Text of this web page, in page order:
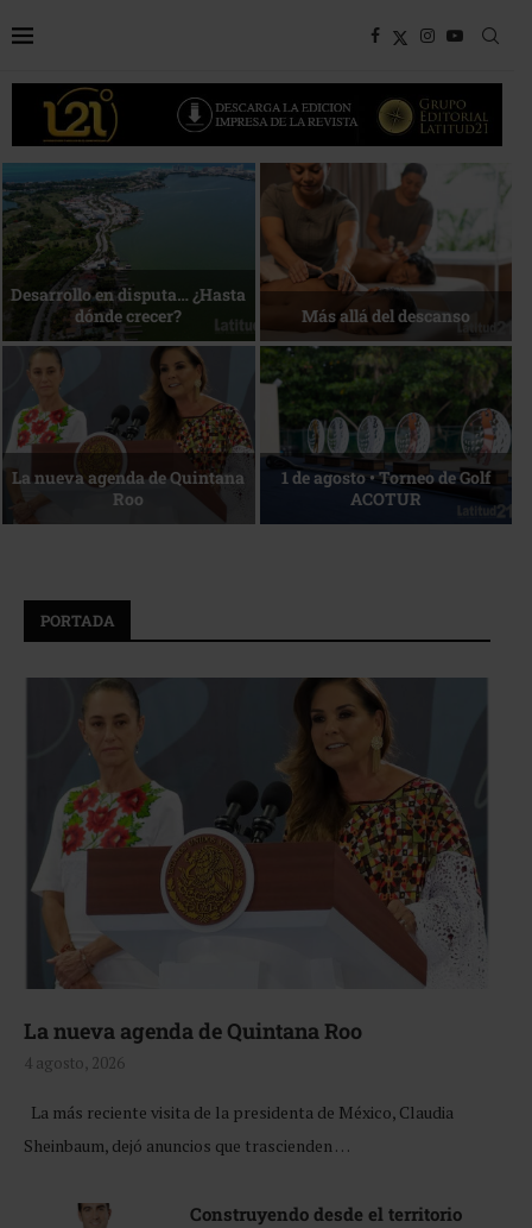
Bottega, un viaje servido a la
mesa
Energía que Impulsa la
competitividad
Reconocimiento de viajeros La esencia del servicio
PORTADA
La nueva agenda de Quintana Roo
4 agosto, 2026
La más reciente visita de la presidenta de México, Claudia
Sheinbaum, dejó anuncios que trascienden …
Construyendo desde el territorio